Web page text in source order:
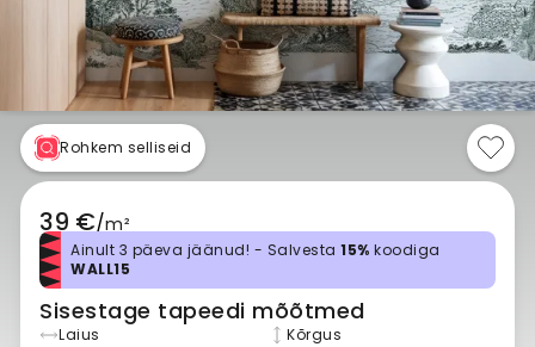
Rohkem selliseid
39 €/m²
Ainult 3 päeva jäänud! - Salvesta 15% koodiga
WALL15
Sisestage tapeedi mõõtmed
Laius Kõrgus